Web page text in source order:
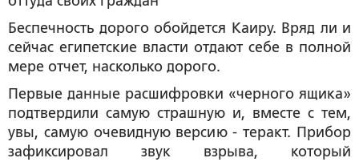
Беспечность дорого обойдется Каиру. Вряд ли и
сейчас египетские власти отдают себе в полной
мере отчет, насколько дорого.
Первые данные расшифровки «черного ящика»
подтвердили самую страшную и, вместе с тем,
увы, самую очевидную версию - теракт. Прибор
зафиксировал звук взрыва, который